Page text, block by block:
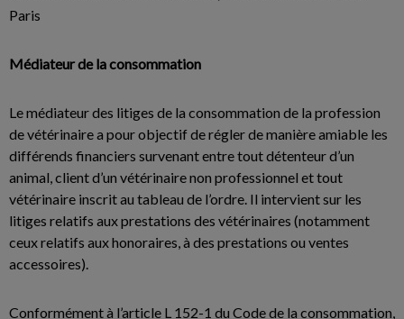
Paris
Médiateur de la consommation
Le médiateur des litiges de la consommation de la profession
de vétérinaire a pour objectif de régler de manière amiable les
différends financiers survenant entre tout détenteur d’un
animal, client d’un vétérinaire non professionnel et tout
vétérinaire inscrit au tableau de l’ordre. Il intervient sur les
litiges relatifs aux prestations des vétérinaires (notamment
ceux relatifs aux honoraires, à des prestations ou ventes
accessoires).
Conformément à l’article L 152-1 du Code de la consommation,